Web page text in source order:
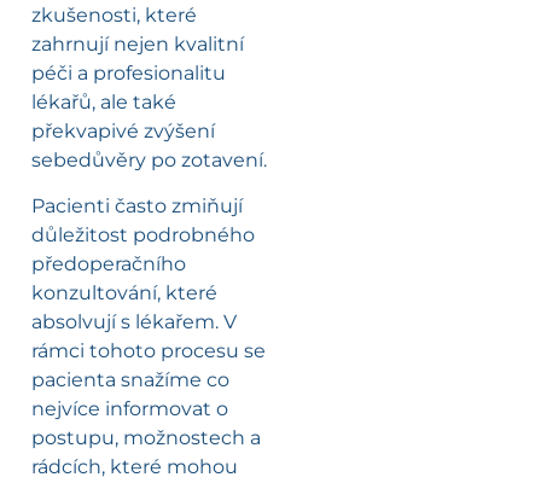
zkušenosti, které
zahrnují nejen kvalitní
péči a profesionalitu
lékařů, ale také
překvapivé zvýšení
sebedůvěry po zotavení.
Pacienti často zmiňují
důležitost podrobného
předoperačního
konzultování, které
absolvují s lékařem. V
rámci tohoto procesu se
pacienta snažíme co
nejvíce informovat o
postupu, možnostech a
rádcích, které mohou